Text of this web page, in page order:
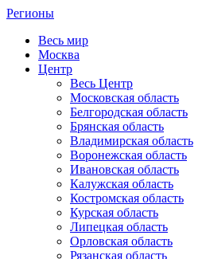
Регионы
Весь мир
Москва
Центр
Весь Центр
Московская область
Белгородская область
Брянская область
Владимирская область
Воронежская область
Ивановская область
Калужская область
Костромская область
Курская область
Липецкая область
Орловская область
Рязанская область